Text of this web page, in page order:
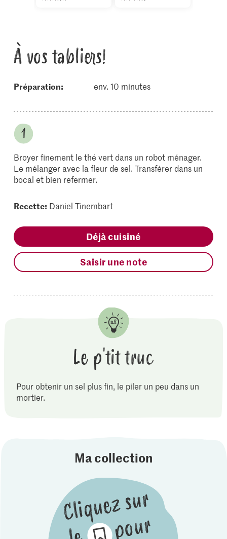
À vos tabliers!
Préparation: env. 10 minutes
Broyer finement le thé vert dans un robot ménager.
Le mélanger avec la fleur de sel. Transférer dans un
bocal et bien refermer.
Recette: Daniel Tinembart
Déjà cuisiné
Saisir une note
Le p'tit truc
Pour obtenir un sel plus fin, le piler un peu dans un
mortier.
Ma collection